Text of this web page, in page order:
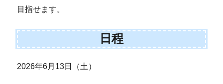
目指せます。
日程
2026年6月13日（土）